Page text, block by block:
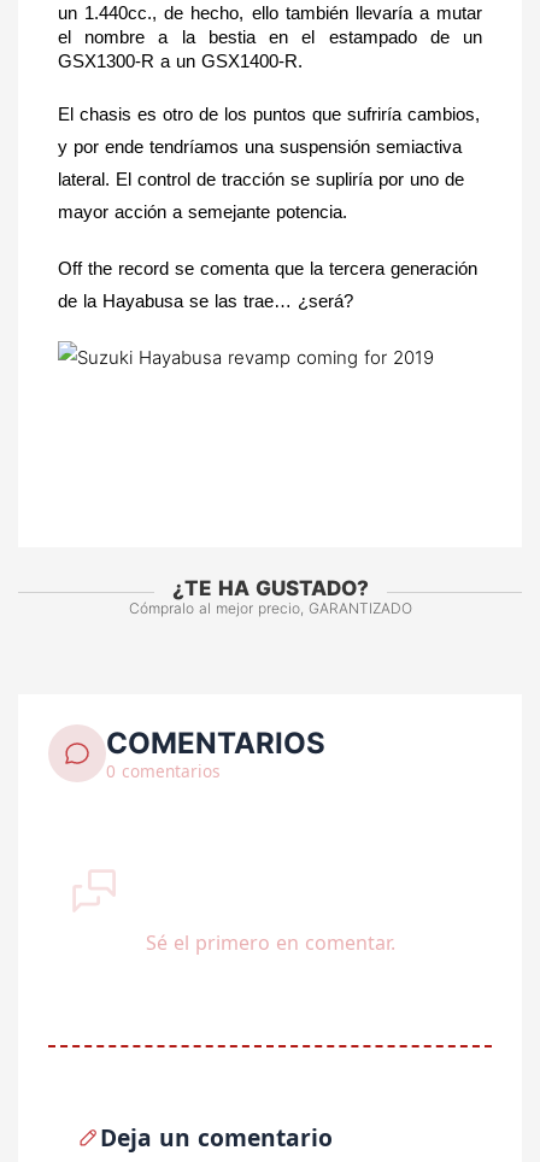
un 1.440cc., de hecho, ello también llevaría a mutar
el nombre a la bestia en el estampado de un
GSX1300-R a un GSX1400-R.
El chasis es otro de los puntos que sufriría cambios,
y por ende tendríamos una suspensión semiactiva
lateral. El control de tracción se supliría por uno de
mayor acción a semejante potencia.
Off the record se comenta que la tercera generación
de la Hayabusa se las trae… ¿será?
¿TE HA GUSTADO?
Cómpralo al mejor precio, GARANTIZADO
COMENTARIOS
0 comentarios
Sé el primero en comentar.
Deja un comentario